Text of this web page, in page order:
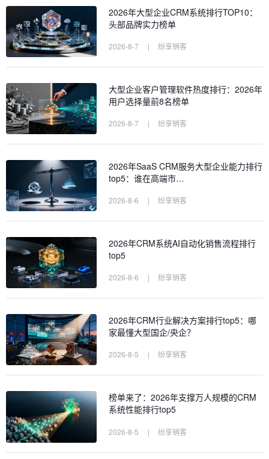
2026年大型企业CRM系统排行TOP10：
头部品牌实力榜单
2026-8-7 | 纷享销客
大型企业客户管理软件热度排行：2026年
用户选择量前8名榜单
2026-8-7 | 纷享销客
2026年SaaS CRM服务大型企业能力排行
top5：谁在高端市…
2026-8-6 | 纷享销客
2026年CRM系统AI自动化销售流程排行
top5
2026-8-6 | 纷享销客
2026年CRM行业解决方案排行top5：哪
家最懂大型国企/央企？
2026-8-5 | 纷享销客
榜单来了：2026年支撑万人规模的CRM
系统性能排行top5
2026-8-5 | 纷享销客